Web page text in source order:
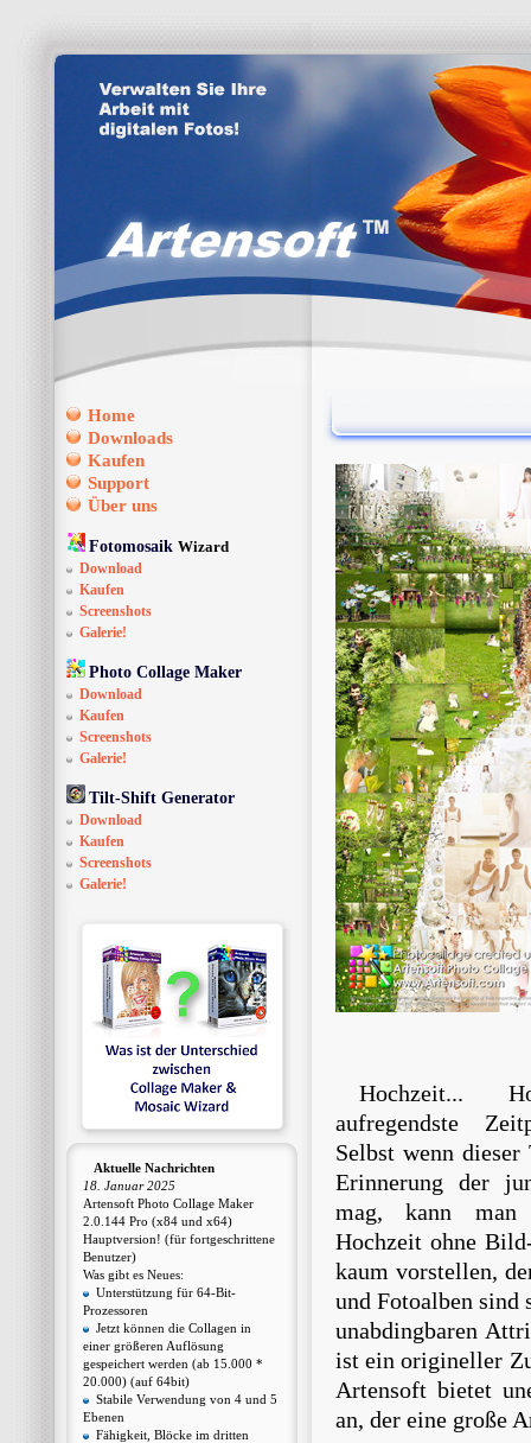
Home
Downloads
Kaufen
Support
Über uns
Fotomosaik Wizard
Download
Kaufen
Screenshots
Galerie!
Photo Collage Maker
Download
Kaufen
Screenshots
Galerie!
Tilt-Shift Generator
Download
Kaufen
Screenshots
Galerie!
Aktuelle Nachrichten
18. Januar 2025
Artensoft Photo Collage Maker
2.0.144 Pro (x84 und x64)
Hauptversion! (für fortgeschrittene
Benutzer)
Was gibt es Neues:
Unterstützung für 64-Bit-
Prozessoren
Jetzt können die Collagen in
einer größeren Auflösung
gespeichert werden (ab 15.000 *
20.000) (auf 64bit)
Stabile Verwendung von 4 und 5
Ebenen
Fähigkeit, Blöcke im dritten
Hochzeit...
aufregendste
Selbst wenn
Erinnerung der
mag, kann
Hochzeit ohne
kaum vorstellen,
und Fotoalben sind
unabdingbaren
ist ein origineller
Artensoft bietet
an, der eine große